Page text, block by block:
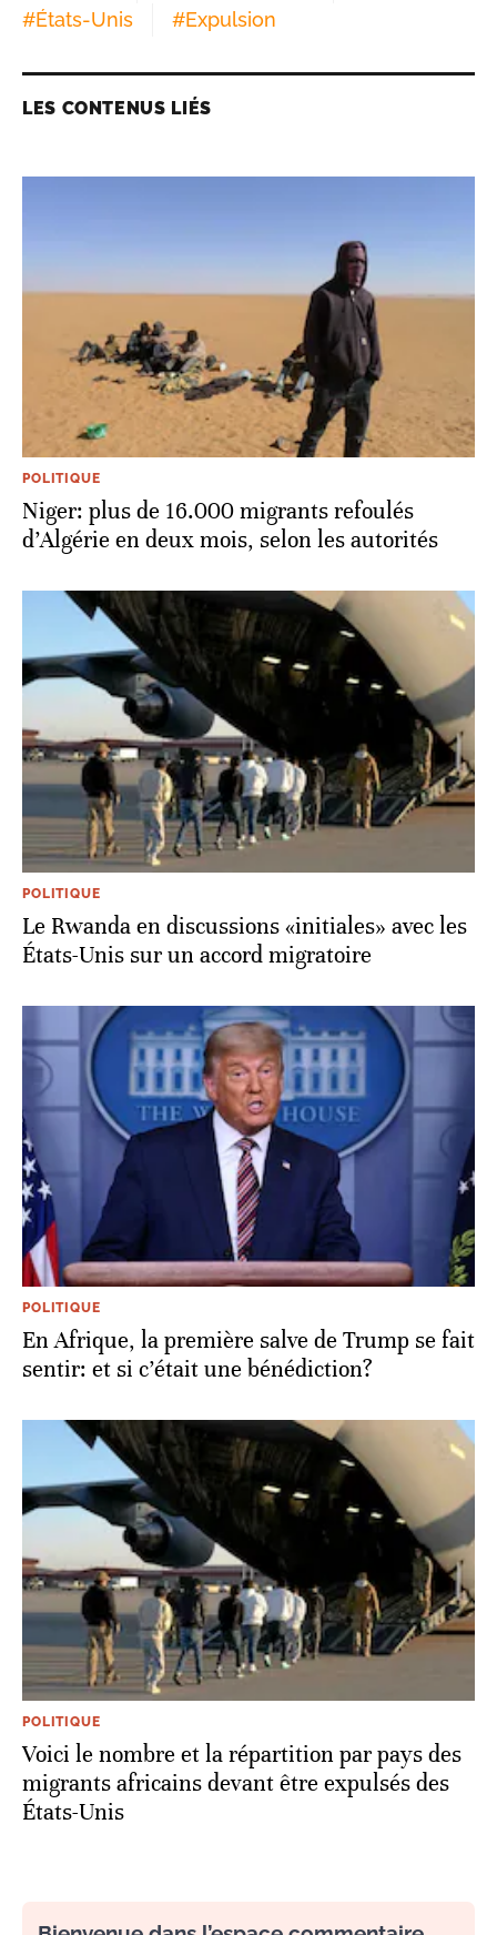
#États-Unis #Expulsion
LES CONTENUS LIÉS
POLITIQUE
Niger: plus de 16.000 migrants refoulés
d’Algérie en deux mois, selon les autorités
POLITIQUE
Le Rwanda en discussions «initiales» avec les
États-Unis sur un accord migratoire
POLITIQUE
En Afrique, la première salve de Trump se fait
sentir: et si c’était une bénédiction?
POLITIQUE
Voici le nombre et la répartition par pays des
migrants africains devant être expulsés des
États-Unis